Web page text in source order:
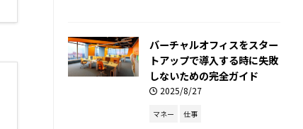
バーチャルオフィスをスター
トアップで導入する時に失敗
しないための完全ガイド
2025/8/27
マネー 仕事